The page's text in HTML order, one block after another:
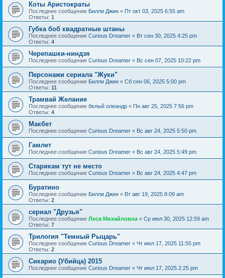
Коты Аристократы
Последнее сообщение Билли Джин « Пт окт 03, 2025 6:55 am
Ответы: 1
Губка боб квадратные штаны
Последнее сообщение Curious Dreamer « Вт сен 30, 2025 4:25 pm
Ответы: 4
Черепашки-ниндзя
Последнее сообщение Curious Dreamer « Вс сен 07, 2025 10:22 pm
Персонажи сериала "Жуки"
Последнее сообщение Билли Джин « Сб сен 06, 2025 5:00 pm
Ответы: 11
Трамвай Желание
Последнее сообщение белый олеандр « Пн авг 25, 2025 7:56 pm
Ответы: 4
Макбет
Последнее сообщение Curious Dreamer « Вс авг 24, 2025 5:50 pm
Гамлет
Последнее сообщение Curious Dreamer « Вс авг 24, 2025 5:49 pm
Старикам тут не место
Последнее сообщение Curious Dreamer « Вс авг 24, 2025 4:47 pm
Буратино
Последнее сообщение Билли Джин « Вт авг 19, 2025 8:09 am
Ответы: 2
сериал "Друзья"
Последнее сообщение Леся Михайловна « Ср июл 30, 2025 12:59 am
Ответы: 7
Трилогия "Темный Рыцарь"
Последнее сообщение Curious Dreamer « Чт июл 17, 2025 11:55 pm
Ответы: 2
Сикарио (Убийца) 2015
Последнее сообщение Curious Dreamer « Чт июл 17, 2025 2:25 pm